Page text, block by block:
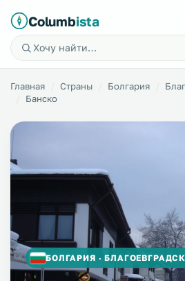
Columbista
Главная Страны Болгария
Банско
БОЛГАРИЯ ·